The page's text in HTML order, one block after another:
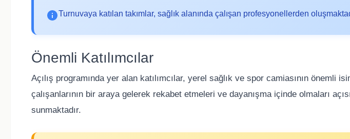
Turnuvaya katılan takımlar, sağlık alanında çalışan profesyonellerden
Önemli Katılımcılar
Açılış programında yer alan katılımcılar, yerel sağlık ve spor camiasının önemli
çalışanlarının bir araya gelerek rekabet etmeleri ve dayanışma içinde olmaları
sunmaktadır.